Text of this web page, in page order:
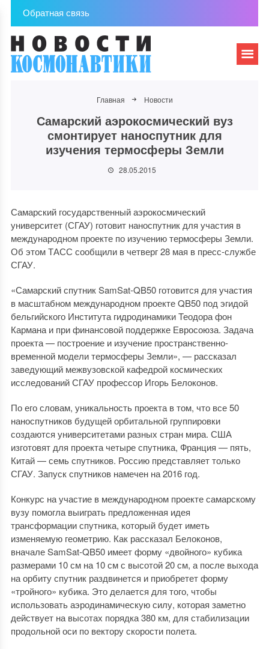
Обратная связь
Главная Новости
Самарский аэрокосмический вуз
смонтирует наноспутник для
изучения термосферы Земли
28.05.2015
Самарский государственный аэрокосмический
университет (СГАУ) готовит наноспутник для участия в
международном проекте по изучению термосферы Земли.
Об этом ТАСС сообщили в четверг 28 мая в пресс-службе
СГАУ.
«Самарский спутник SamSat-QB50 готовится для участия
в масштабном международном проекте QB50 под эгидой
бельгийского Института гидродинамики Теодора фон
Кармана и при финансовой поддержке Евросоюза. Задача
проекта — построение и изучение пространственно-
временной модели термосферы Земли», — рассказал
заведующий межвузовской кафедрой космических
исследований СГАУ профессор Игорь Белоконов.
По его словам, уникальность проекта в том, что все 50
наноспутников будущей орбитальной группировки
создаются университетами разных стран мира. США
изготовят для проекта четыре спутника, Франция — пять,
Китай — семь спутников. Россию представляет только
СГАУ. Запуск спутников намечен на 2016 год.
Конкурс на участие в международном проекте самарскому
вузу помогла выиграть предложенная идея
трансформации спутника, который будет иметь
изменяемую геометрию. Как рассказал Белоконов,
вначале SamSat-QB50 имеет форму «двойного» кубика
размерами 10 см на 10 см с высотой 20 см, а после выхода
на орбиту спутник раздвинется и приобретет форму
«тройного» кубика. Это делается для того, чтобы
использовать аэродинамическую силу, которая заметно
действует на высотах порядка 380 км, для стабилизации
продольной оси по вектору скорости полета.